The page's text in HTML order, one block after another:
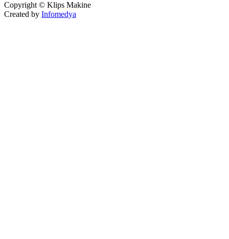
Copyright © Klips Makine
Created by Infomedya